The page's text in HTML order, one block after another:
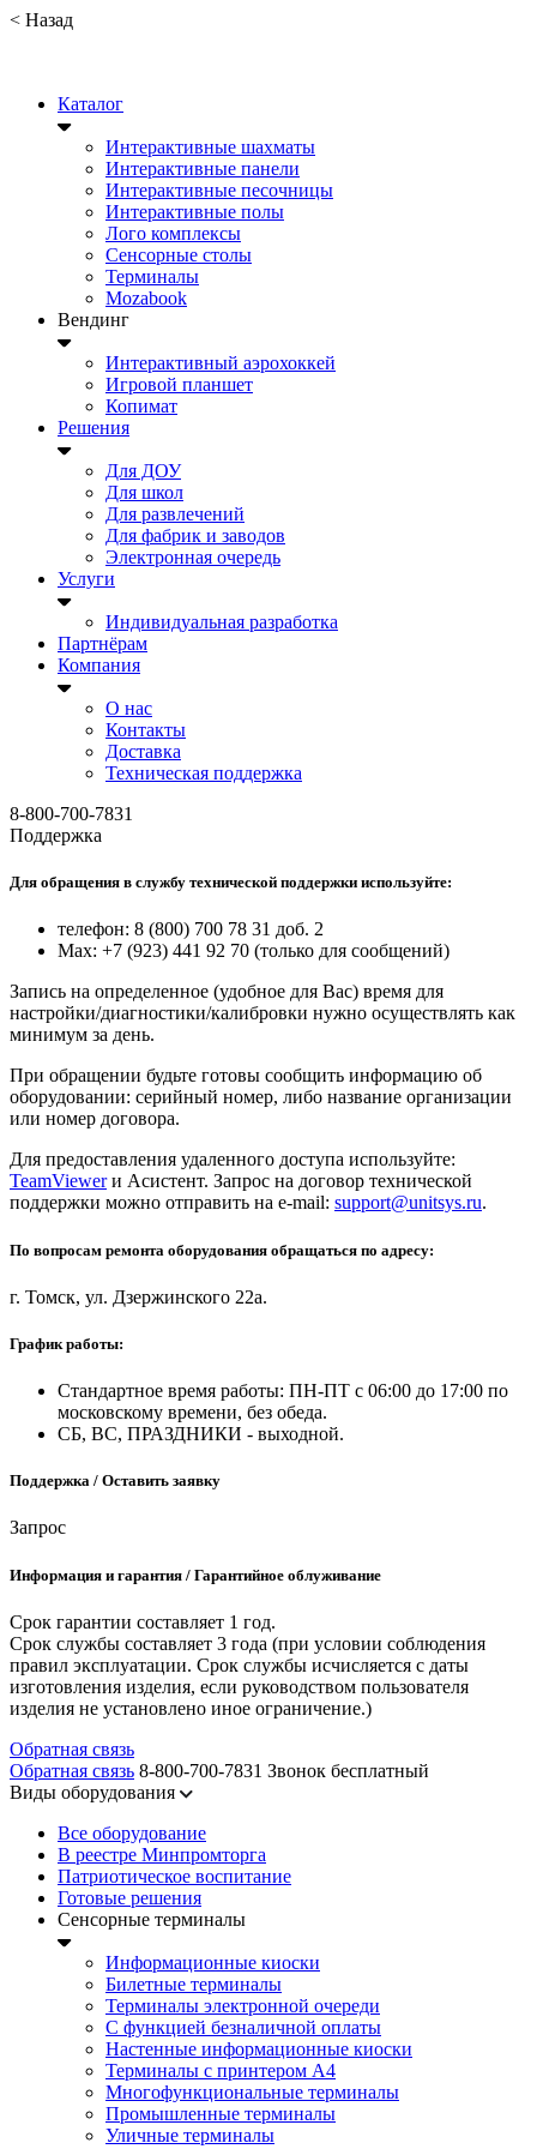
< Назад
Каталог
Интерактивные шахматы
Интерактивные панели
Интерактивные песочницы
Интерактивные полы
Лого комплексы
Сенсорные столы
Терминалы
Mozabook
Вендинг
Интерактивный аэрохоккей
Игровой планшет
Копимат
Решения
Для ДОУ
Для школ
Для развлечений
Для фабрик и заводов
Электронная очередь
Услуги
Индивидуальная разработка
Партнёрам
Компания
О нас
Контакты
Доставка
Техническая поддержка
8-800-700-7831
Поддержка
Для обращения в службу технической поддержки используйте:
телефон: 8 (800) 700 78 31 доб. 2
Max: +7 (923) 441 92 70 (только для сообщений)
Запись на определенное (удобное для Вас) время для
настройки/диагностики/калибровки нужно осуществлять как
минимум за день.
При обращении будьте готовы сообщить информацию об
оборудовании: серийный номер, либо название организации
или номер договора.
Для предоставления удаленного доступа используйте:
TeamViewerи Асистент. Запрос на договор технической
поддержки можно отправить на e-mail: support@unitsys.ru.
По вопросам ремонта оборудования обращаться по адресу:
г. Томск, ул. Дзержинского 22а.
График работы:
Стандартное время работы: ПН-ПТ с 06:00 до 17:00 по
московскому времени, без обеда.
СБ, ВС, ПРАЗДНИКИ - выходной.
Поддержка / Оставить заявку
Запрос
Информация и гарантия / Гарантийное облуживание
Срок гарантии составляет 1 год.
Срок службы составляет 3 года (при условии соблюдения
правил эксплуатации. Срок службы исчисляется с даты
изготовления изделия, если руководством пользователя
изделия не установлено иное ограничение.)
Обратная связь
Обратная связь 8-800-700-7831 Звонок бесплатный
Виды оборудования
Все оборудование
В реестре Минпромторга
Патриотическое воспитание
Готовые решения
Сенсорные терминалы
Информационные киоски
Билетные терминалы
Терминалы электронной очереди
C функцией безналичной оплаты
Настенные информационные киоски
Терминалы с принтером А4
Многофункциональные терминалы
Промышленные терминалы
Уличные терминалы